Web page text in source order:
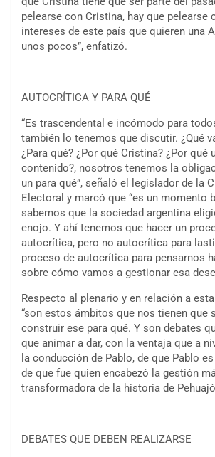
pelearse con Cristina, hay que pelearse
intereses de este país que quieren una
unos pocos”, enfatizó.
AUTOCRÍTICA Y PARA QUÉ
“Es trascendental e incómodo para
también lo tenemos que discutir. ¿Qué
¿Para qué? ¿Por qué Cristina? ¿Por qué
contenido?, nosotros tenemos la
un para qué”, señaló el legislador de la
Electoral y marcó que “es un momento
sabemos que la sociedad argentina
enojo. Y ahí tenemos que hacer un
autocrítica, pero no autocrítica para
proceso de autocrítica para pensarnos
sobre cómo vamos a gestionar esa
Respecto al plenario y en relación a
“son estos ámbitos que nos tienen que
construir ese para qué. Y son debates
que animar a dar, con la ventaja que a
la conducción de Pablo, de que Pablo
de que fue quien encabezó la gestión
transformadora de la historia de
DEBATES QUE DEBEN REALIZARSE